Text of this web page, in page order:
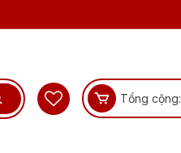
Tổng cộng: